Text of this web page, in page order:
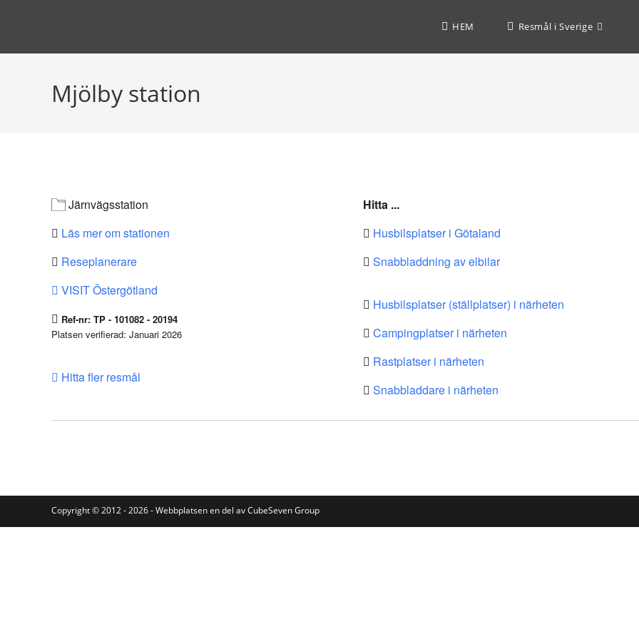
HEM Resmål i Sverige
Mjölby station
Järnvägsstation
Läs mer om stationen
Reseplanerare
VISIT Östergötland
Ref-nr: TP - 101082 - 20194
Platsen verifierad: Januari 2026
Hitta fler resmål
Hitta ...
Husbilsplatser i Götaland
Snabbladdning av elbilar
Husbilsplatser (ställplatser) i närheten
Campingplatser i närheten
Rastplatser i närheten
Snabbladdare i närheten
Copyright © 2012 - 2026 - Webbplatsen en del avCubeSeven Group